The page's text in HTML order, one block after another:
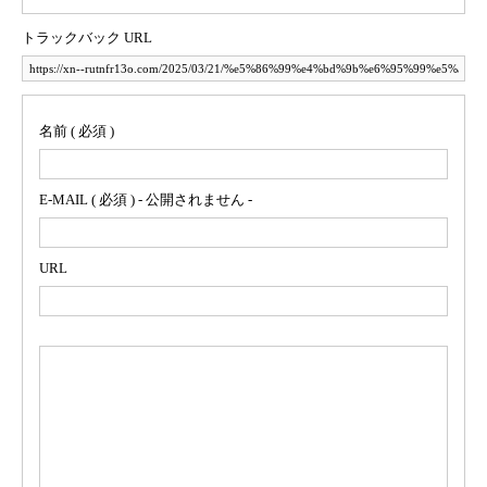
トラックバック URL
名前 ( 必須 )
E-MAIL ( 必須 ) - 公開されません -
URL